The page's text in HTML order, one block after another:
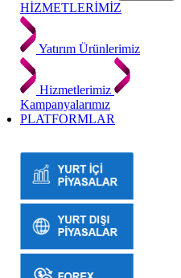
HİZMETLERİMİZ
Yatırım Ürünlerimiz
Hizmetlerimiz
Kampanyalarımız
PLATFORMLAR